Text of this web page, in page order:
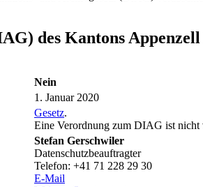
des Kantons
Nein
1. Januar 2020
Gesetz.
Eine Verordnung zum DIAG ist nicht
Stefan Gerschwiler
Datenschutzbeauftragter
Telefon: +41 71 228 29 30
E-Mail